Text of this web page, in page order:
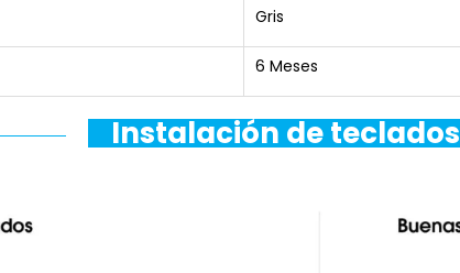
Gris
6 Meses
Instalación de teclados